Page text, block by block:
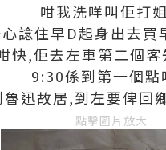
咁我洗咩叫佢打
諗住早D起身出去
快,佢去左車第二個
9:30係到第一個點
魯迅故居,到左要俾回
點擊圖片放大